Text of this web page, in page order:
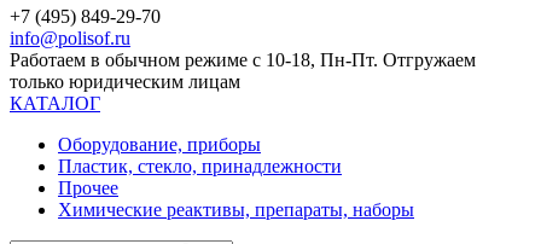
+7 (495) 849-29-70
info@polisof.ru
Работаем в обычном режиме с 10-18, Пн-Пт. Отгружаем
только юридическим лицам
КАТАЛОГ
Оборудование, приборы
Пластик, стекло, принадлежности
Прочее
Химические реактивы, препараты, наборы